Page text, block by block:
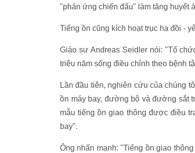
"phản ứng chiến đấu" làm tăng huyết
Tiếng ồn cũng kích hoạt trục hạ đồi -
Giáo sư Andreas Seidler nói: "Tổ
triệu năm sống điều chỉnh theo bệnh
Lần đầu tiên, nghiên cứu của chúng
ồn máy bay, đường bộ và đường sắt
mẫu tiếng ồn giao thông được điều
bay".
Ông nhấn mạnh: "Tiếng ồn giao